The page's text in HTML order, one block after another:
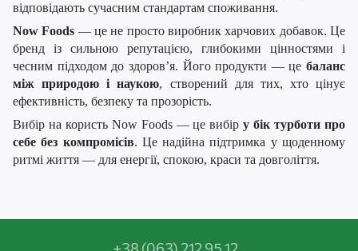
відповідають сучасним стандартам споживання.
Now Foods — це не просто виробник харчових добавок. Це
бренд із сильною репутацією, глибокими цінностями і
чесним підходом до здоров’я. Його продукти — це баланс
між природою і наукою, створений для тих, хто цінує
ефективність, безпеку та прозорість.
Вибір на користь Now Foods — це вибіру бік турботи про
себе без компромісів. Це надійна підтримка у щоденному
ритмі життя — для енергії, спокою, краси та довголіття.